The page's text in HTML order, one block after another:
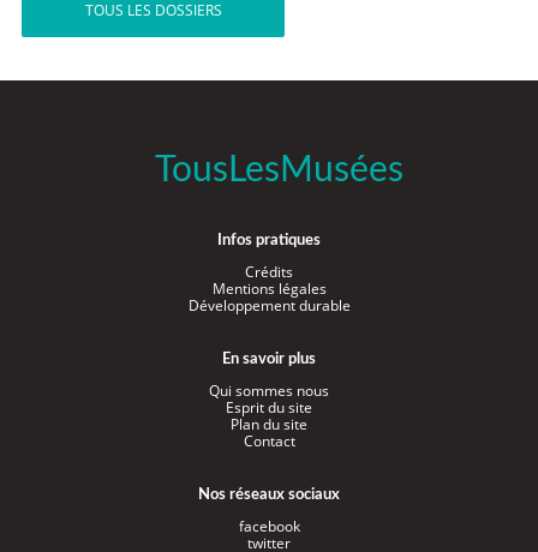
TOUS LES DOSSIERS
TousLesMusées
Infos pratiques
Crédits
Mentions légales
Développement durable
En savoir plus
Qui sommes nous
Esprit du site
Plan du site
Contact
Nos réseaux sociaux
facebook
twitter